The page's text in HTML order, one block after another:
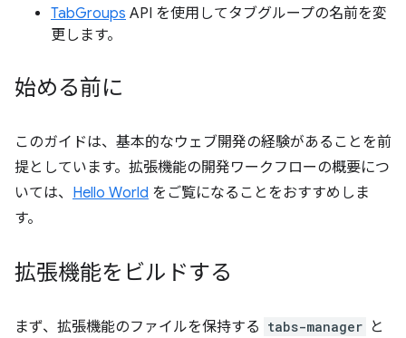
TabGroups API を使用してタブグループの名前を変
更します。
始める前に
このガイドは、基本的なウェブ開発の経験があることを前
提としています。拡張機能の開発ワークフローの概要につ
いては、 Hello World をご覧になることをおすすめしま
す。
拡張機能をビルドする
まず、拡張機能のファイルを保持する tabs-manager と